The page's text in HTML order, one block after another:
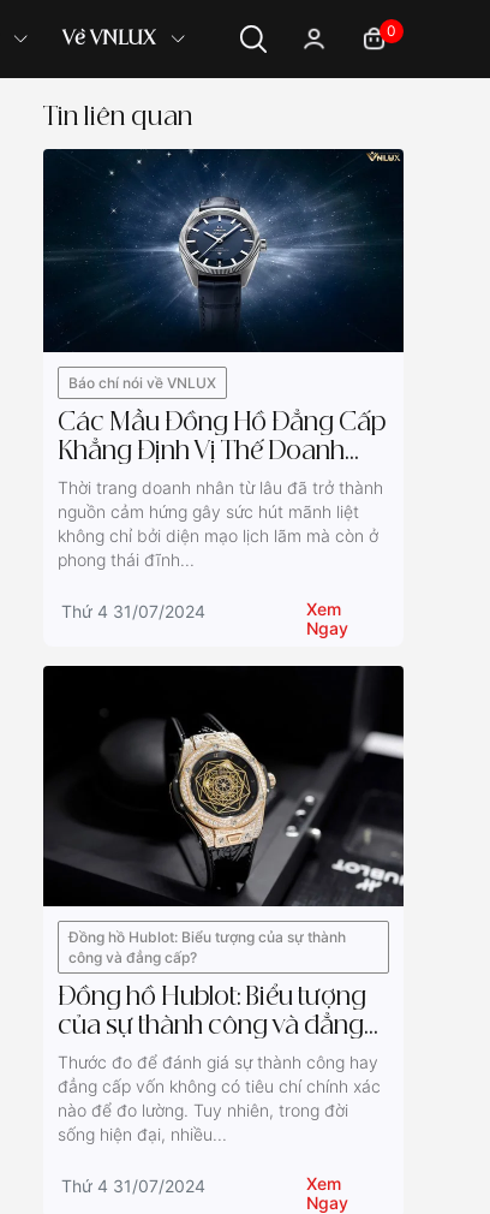
Về VNLUX 0
Tin liên quan
Báo chí nói về VNLUX
Các Mẫu Đồng Hồ Đẳng Cấp
Khẳng Định Vị Thế Doanh
Nhân
Thời trang doanh nhân từ lâu đã trở thành
nguồn cảm hứng gây sức hút mãnh liệt
không chỉ bởi diện mạo lịch lãm mà còn ở
phong thái đĩnh...
Thứ 4 31/07/2024
Xem
Ngay
Đồng hồ Hublot: Biểu tượng của sự thành
công và đẳng cấp?
Đồng hồ Hublot: Biểu tượng
của sự thành công và đẳng
cấp?
Thước đo để đánh giá sự thành công hay
đẳng cấp vốn không có tiêu chí chính xác
nào để đo lường. Tuy nhiên, trong đời
sống hiện đại, nhiều...
Thứ 4 31/07/2024
Xem
Ngay